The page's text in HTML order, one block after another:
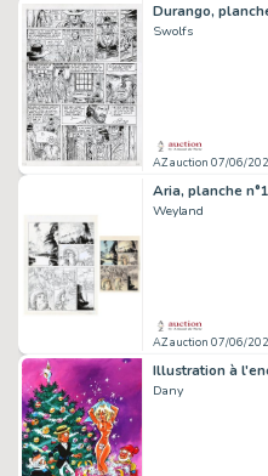
Swolfs
AZ auction 07/06/
Aria, planche
Weyland
AZ auction 07/06/
Illustration à
Dany